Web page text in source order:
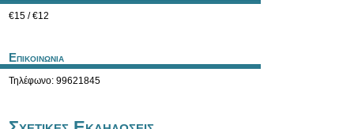
€15 / €12
Επικοινωνια
Τηλέφωνο: 99621845